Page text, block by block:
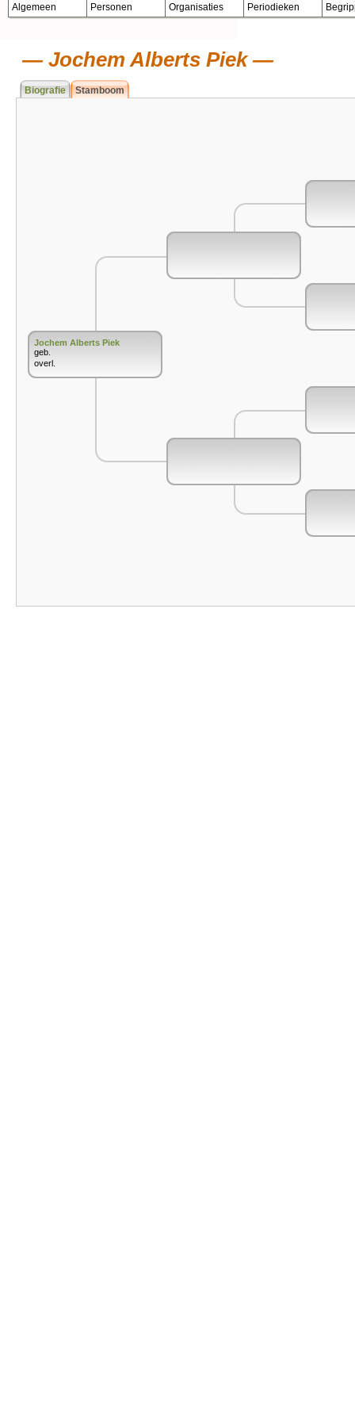
Algemeen Personen Organisaties Periodieken
Jochem Alberts Piek
Biografie Stamboom
Jochem Alberts Piek
geb.
overl.